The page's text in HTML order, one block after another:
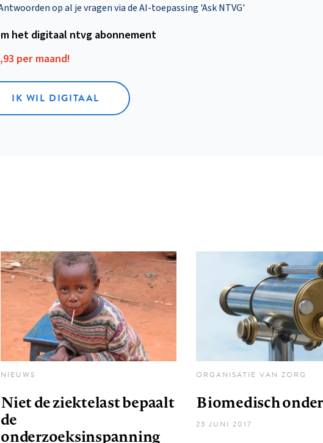
op al je vragen via de AI-toepassing 'Ask NTVG'
het digitaal ntvg abonnement
per maand!
IK WIL DIGITAAL
NIEUWS
Niet de ziektelast bepaalt
de
onderzoeksinspanning
ORGANISATIE VAN ZORG
Biomedisch
23 JUNI 2017